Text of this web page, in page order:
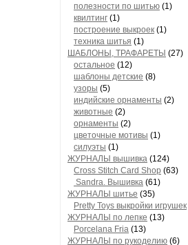
полезности по шитью (1)
квилтинг (1)
построение выкроек (1)
техника шитья (1)
ШАБЛОНЫ, ТРАФАРЕТЫ (27)
остальное (12)
шаблоны детские (8)
узоры (5)
индийские орнаменты (2)
животные (2)
орнаменты (2)
цветочные мотивы (1)
силуэты (1)
ЖУРНАЛЫ вышивка (124)
Cross Stitch Card Shop (63)
Sandra. Вышивка (61)
ЖУРНАЛЫ шитье (35)
Pretty Toys выкройки игрушек
ЖУРНАЛЫ по лепке (13)
Porcelana Fria (13)
ЖУРНАЛЫ по рукоделию (6)